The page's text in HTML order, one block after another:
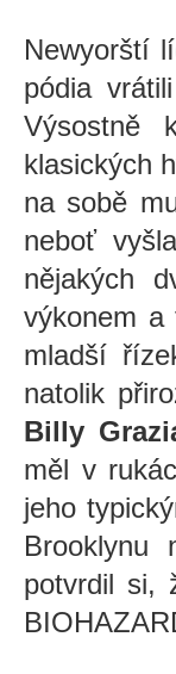
Newyorští
pódia
Výsostně
klasických
na sobě
neboť
nějakých
výkonem a
mladší
natolik
Billy
měl v
jeho
Brooklynu
potvrdil si,